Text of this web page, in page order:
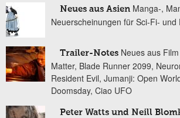
Neues aus Asien Manga-,
Neuerscheinungen für Sci-Fi- und
Trailer-Notes Neues aus
Matter, Blade Runner 2099,
Resident Evil, Jumanji: Open
Doomsday, Ciao UFO
Peter Watts und Neill